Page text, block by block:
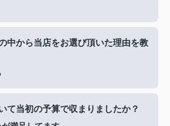
中から当店をお選び頂いた理由を教
て当初の予算で収まりましたか？